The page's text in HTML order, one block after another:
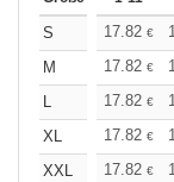
S 17.82 €
M
17.82 €
L
17.82 €
XL
17.82 €
XXL
17.82 €